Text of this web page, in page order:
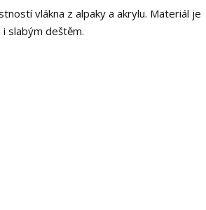
vlákna z alpaky a akrylu. Materiál je
slabým deštěm.